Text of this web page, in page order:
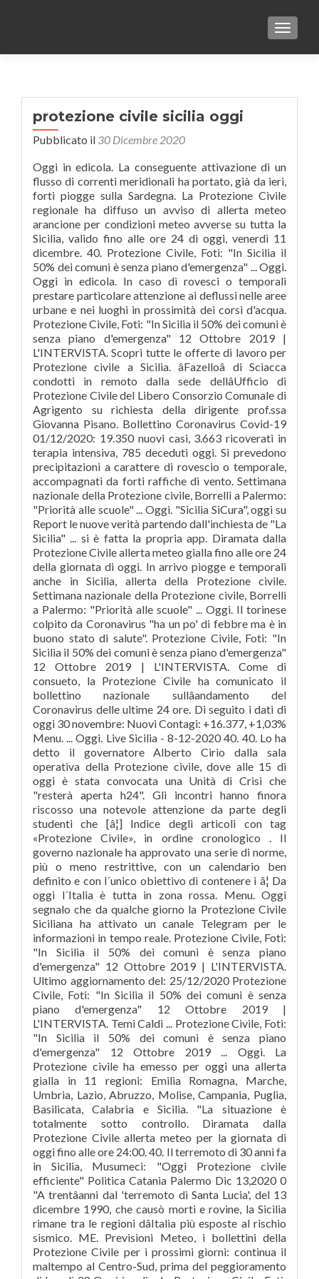
protezione civile sicilia oggi
Pubblicato il 30 Dicembre 2020
Oggi in edicola. La conseguente attivazione di un
flusso di correnti meridionali ha portato, già da ieri,
forti piogge sulla Sardegna. La Protezione Civile
regionale ha diffuso un avviso di allerta meteo
arancione per condizioni meteo avverse su tutta la
Sicilia, valido fino alle ore 24 di oggi, venerdì 11
dicembre. 40. Protezione Civile, Foti: "In Sicilia il
50% dei comuni è senza piano d'emergenza" ... Oggi.
Oggi in edicola. In caso di rovesci o temporali
prestare particolare attenzione ai deflussi nelle aree
urbane e nei luoghi in prossimità dei corsi d'acqua.
Protezione Civile, Foti: "In Sicilia il 50% dei comuni è
senza piano d'emergenza" 12 Ottobre 2019 |
L'INTERVISTA. Scopri tutte le offerte di lavoro per
Protezione civile a Sicilia. âFazelloâ di Sciacca
condotti in remoto dalla sede dellâUfficio di
Protezione Civile del Libero Consorzio Comunale di
Agrigento su richiesta della dirigente prof.ssa
Giovanna Pisano. Bollettino Coronavirus Covid-19
01/12/2020: 19.350 nuovi casi, 3.663 ricoverati in
terapia intensiva, 785 deceduti oggi. Si prevedono
precipitazioni a carattere di rovescio o temporale,
accompagnati da forti raffiche di vento. Settimana
nazionale della Protezione civile, Borrelli a Palermo:
"Priorità alle scuole" ... Oggi. "Sicilia SiCura", oggi su
Report le nuove verità partendo dall'inchiesta de "La
Sicilia" ... si è fatta la propria app. Diramata dalla
Protezione Civile allerta meteo gialla fino alle ore 24
della giornata di oggi. In arrivo piogge e temporali
anche in Sicilia, allerta della Protezione civile.
Settimana nazionale della Protezione civile, Borrelli
a Palermo: "Priorità alle scuole" ... Oggi. Il torinese
colpito da Coronavirus "ha un po' di febbre ma è in
buono stato di salute". Protezione Civile, Foti: "In
Sicilia il 50% dei comuni è senza piano d'emergenza"
12 Ottobre 2019 | L'INTERVISTA. Come di
consueto, la Protezione Civile ha comunicato il
bollettino nazionale sullâandamento del
Coronavirus delle ultime 24 ore. Di seguito i dati di
oggi 30 novembre: Nuovi Contagi: +16.377, +1,03%
Menu. ... Oggi. Live Sicilia - 8-12-2020 40. 40. Lo ha
detto il governatore Alberto Cirio dalla sala
operativa della Protezione civile, dove alle 15 di
oggi è stata convocata una Unità di Crisi che
"resterà aperta h24". Gli incontri hanno finora
riscosso una notevole attenzione da parte degli
studenti che [â¦] Indice degli articoli con tag
«Protezione Civile», in ordine cronologico . Il
governo nazionale ha approvato una serie di norme,
più o meno restrittive, con un calendario ben
definito e con l´unico obiettivo di contenere i â¦ Da
oggi l´Italia è tutta in zona rossa. Menu. Oggi
segnalo che da qualche giorno la Protezione Civile
Siciliana ha attivato un canale Telegram per le
informazioni in tempo reale. Protezione Civile, Foti:
"In Sicilia il 50% dei comuni è senza piano
d'emergenza" 12 Ottobre 2019 | L'INTERVISTA.
Ultimo aggiornamento del: 25/12/2020 Protezione
Civile, Foti: "In Sicilia il 50% dei comuni è senza
piano d'emergenza" 12 Ottobre 2019 |
L'INTERVISTA. Temi Caldi ... Protezione Civile, Foti:
"In Sicilia il 50% dei comuni è senza piano
d'emergenza" 12 Ottobre 2019 ... Oggi. La
Protezione civile ha emesso per oggi una allerta
gialla in 11 regioni: Emilia Romagna, Marche,
Umbria, Lazio, Abruzzo, Molise, Campania, Puglia,
Basilicata, Calabria e Sicilia. "La situazione è
totalmente sotto controllo. Diramata dalla
Protezione Civile allerta meteo per la giornata di
oggi fino alle ore 24:00. 40. Il terremoto di 30 anni fa
in Sicilia, Musumeci: "Oggi Protezione civile
efficiente" Politica Catania Palermo Dic 13,2020 0
"A trentâanni dal 'terremoto di Santa Lucia', del 13
dicembre 1990, che causò morti e rovine, la Sicilia
rimane tra le regioni dâItalia più esposte al rischio
sismico. ME. Previsioni Meteo, i bollettini della
Protezione Civile per i prossimi giorni: continua il
maltempo al Centro-Sud, prima del peggioramento